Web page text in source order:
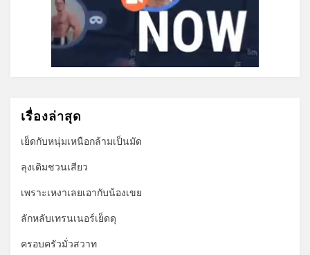
เรื่องล่าสุด
เย็ดกับหนุ่มเหนือกล้ามเป็นมัด
ลุงเติมชวนเสียว
เพราะเหงาเลยเอากับน้องเขย
ลักหลับเทรนเนอร์เย็ดดุ
ครอบครัวมั่วสวาท